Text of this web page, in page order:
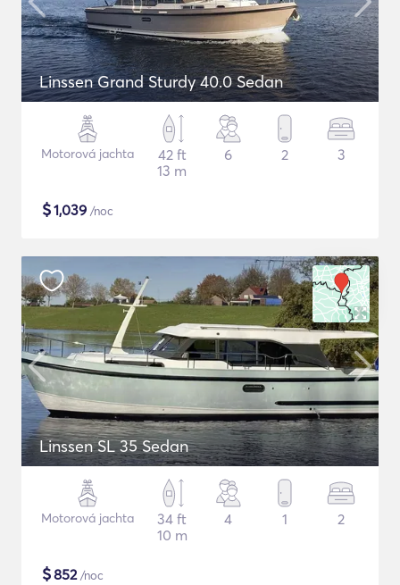
Linssen Grand Sturdy 40.0 Sedan
Motorová jachta
42 ft
13 m
6 2 3
$1,039 /noc
Linssen SL 35 Sedan
Motorová jachta
34 ft
10 m
4 1 2
$852/noc